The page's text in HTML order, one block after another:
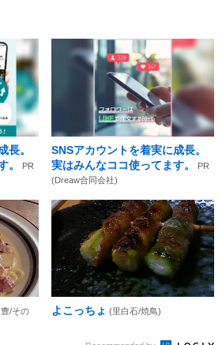
長。
。
PR
SNSアカウントを着実に成長。
実はみんなココ使ってます。
PR
(Dreaw合同会社)
/その
よこっちょ (里白石/焼鳥)